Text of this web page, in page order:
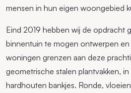
mensen in hun eigen woongebied
Eind 2019 hebben wij de opdracht
binnentuin te mogen ontwerpen en
woningen grenzen aan deze
geometrische stalen plantvakken,
hardhouten bankjes. Ronde,